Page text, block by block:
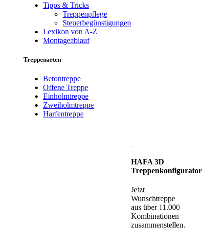
Tipps & Tricks
Treppenpflege
Steuerbegünstigungen
Lexikon von A-Z
Montageablauf
Treppenarten
Betontreppe
Offene Treppe
Einholmtreppe
Zweiholmtreppe
Harfentreppe
HAFA 3D
Treppenkonfigurator
Jetzt
Wunschtreppe
aus über 11.000
Kombinationen
zusammenstellen.